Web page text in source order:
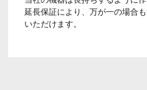
延長保証により、万が一の場合
いただけます。